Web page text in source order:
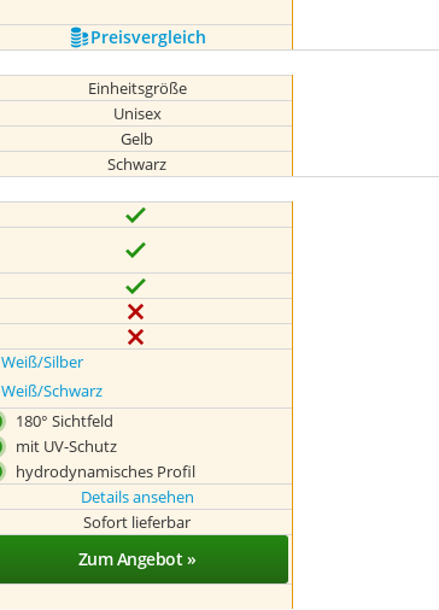
Preis­vergleich
Einheitsgröße
Unisex
Gelb
Schwarz
Weiß/Silber
Weiß/Schwarz
180° Sichtfeld
mit UV-Schutz
hydrodynamisches Profil
Details ansehen
Sofort lieferbar
Zum Angebot »